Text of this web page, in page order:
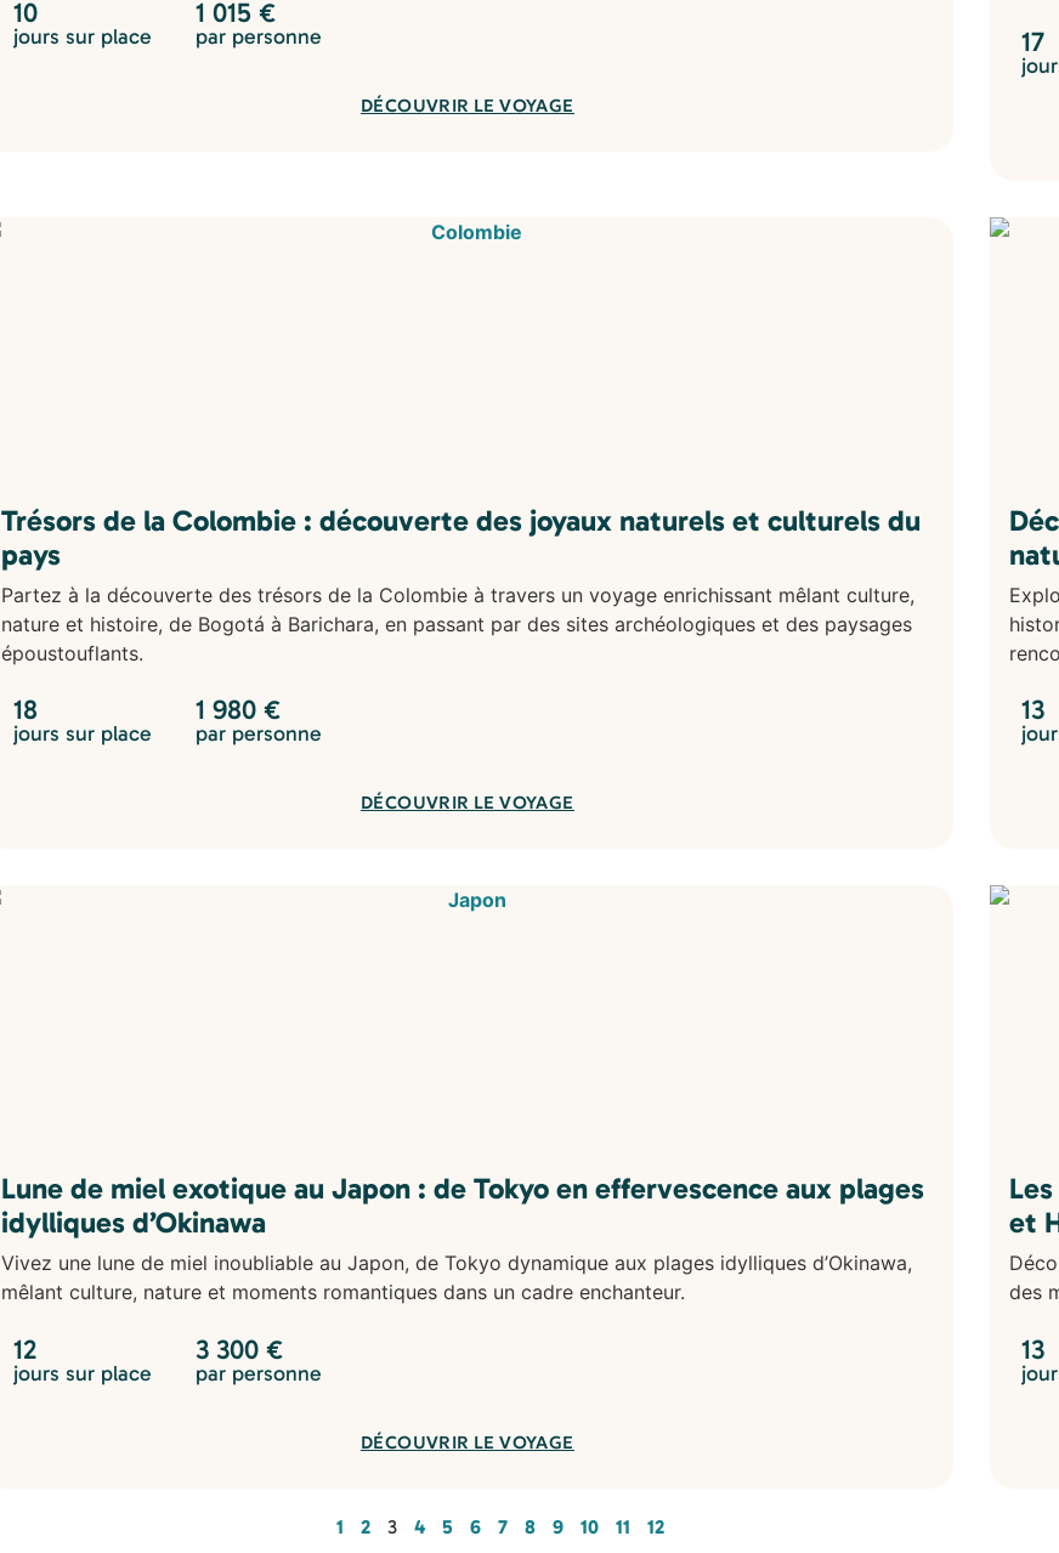
10
jours sur place
1 015 €
par personne
DÉCOUVRIR LE VOYAGE
17
Trésors de la Colombie : découverte des joyaux naturels et culturels du
pays
Partez à la découverte des trésors de la Colombie à travers un voyage enrichissant mêlant culture,
nature et histoire, de Bogotá à Barichara, en passant par des sites archéologiques et des paysages
époustouflants.
18
jours sur place
1 980 €
par personne
DÉCOUVRIR LE VOYAGE
13
Lune de miel exotique au Japon : de Tokyo en effervescence aux plages
idylliques d’Okinawa
Vivez une lune de miel inoubliable au Japon, de Tokyo dynamique aux plages idylliques d’Okinawa,
mêlant culture, nature et moments romantiques dans un cadre enchanteur.
12
jours sur place
3 300 €
par personne
DÉCOUVRIR LE VOYAGE
et
des
13
1 2 3 4 5 6 7 8 9 10 11 12